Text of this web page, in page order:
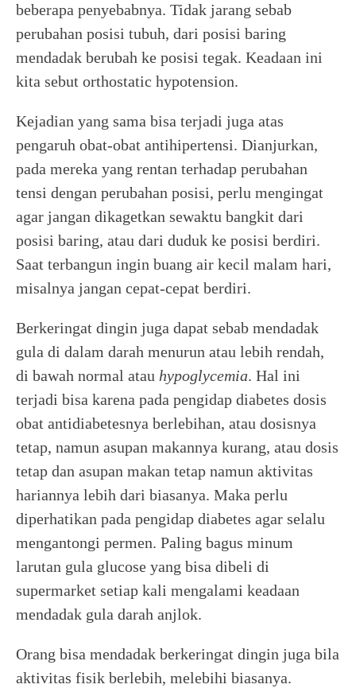
beberapa penyebabnya. Tidak jarang sebab
perubahan posisi tubuh, dari posisi baring
mendadak berubah ke posisi tegak. Keadaan ini
kita sebut orthostatic hypotension.
Kejadian yang sama bisa terjadi juga atas
pengaruh obat-obat antihipertensi. Dianjurkan,
pada mereka yang rentan terhadap perubahan
tensi dengan perubahan posisi, perlu mengingat
agar jangan dikagetkan sewaktu bangkit dari
posisi baring, atau dari duduk ke posisi berdiri.
Saat terbangun ingin buang air kecil malam hari,
misalnya jangan cepat-cepat berdiri.
Berkeringat dingin juga dapat sebab mendadak
gula di dalam darah menurun atau lebih rendah,
di bawah normal atau hypoglycemia. Hal ini
terjadi bisa karena pada pengidap diabetes dosis
obat antidiabetesnya berlebihan, atau dosisnya
tetap, namun asupan makannya kurang, atau dosis
tetap dan asupan makan tetap namun aktivitas
hariannya lebih dari biasanya. Maka perlu
diperhatikan pada pengidap diabetes agar selalu
mengantongi permen. Paling bagus minum
larutan gula glucose yang bisa dibeli di
supermarket setiap kali mengalami keadaan
mendadak gula darah anjlok.
Orang bisa mendadak berkeringat dingin juga bila
aktivitas fisik berlebih, melebihi biasanya.